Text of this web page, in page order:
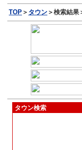
TOP ＞ タウン ＞検索結果
タウン検索